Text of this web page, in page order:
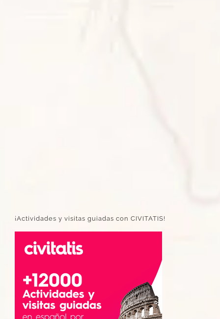
¡Actividades y visitas guiadas con CIVITATIS!